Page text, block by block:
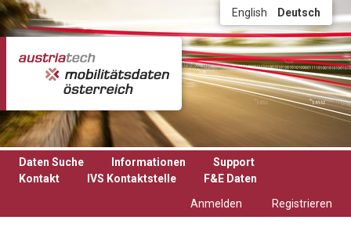
Direkt zum Inhalt English Deutsch
Daten Suche Informationen
Support
Kontakt
IVS Kontaktstelle
F&E Daten
Anmelden
Registrieren